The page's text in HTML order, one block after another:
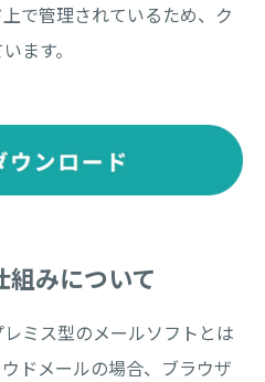
で管理されているため、ク
ます。
組みについて
ミス型のメールソフトとは
ドメールの場合、ブラウザ